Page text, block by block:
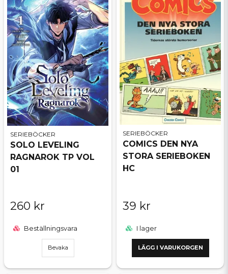
SERIEBÖCKER
SOLO LEVELING
RAGNAROK TP VOL
01
260 kr
Beställningsvara
Bevaka
SERIEBÖCKER
COMICS DEN NYA
STORA SERIEBOKEN
HC
39 kr
I lager
LÄGG I VARUKORGEN